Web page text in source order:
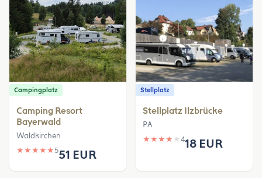
Campingplatz
Camping Resort
Bayerwald
Waldkirchen
★ ★ ★ ★ ★551 EUR
Stellplatz
Stellplatz Ilzbrücke
PA
★ ★ ★ ★ ★ 418 EUR